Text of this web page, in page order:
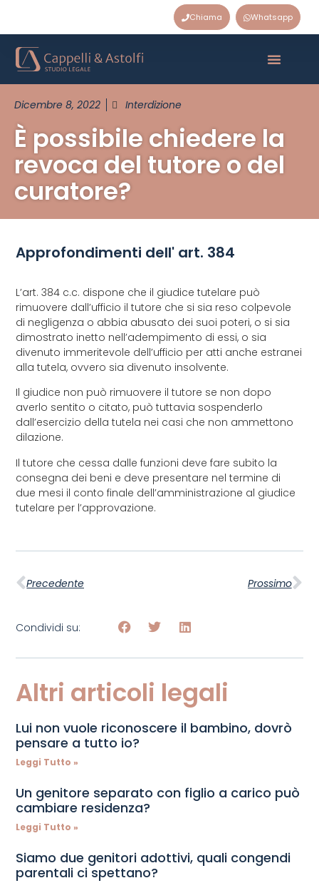
Chiama Whatsapp
Dicembre 8, 2022 Interdizione
È possibile chiedere la
revoca del tutore o del
curatore?
Approfondimenti dell' art. 384
L’art. 384 c.c. dispone che il giudice tutelare può
rimuovere dall’ufficio il tutore che si sia reso colpevole
di negligenza o abbia abusato dei suoi poteri, o si sia
dimostrato inetto nell’adempimento di essi, o sia
divenuto immeritevole dell’ufficio per atti anche estranei
alla tutela, ovvero sia divenuto insolvente.
Il giudice non può rimuovere il tutore se non dopo
averlo sentito o citato, può tuttavia sospenderlo
dall’esercizio della tutela nei casi che non ammettono
dilazione.
Il tutore che cessa dalle funzioni deve fare subito la
consegna dei beni e deve presentare nel termine di
due mesi il conto finale dell’amministrazione al giudice
tutelare per l’approvazione.
Precedente Prossimo
Condividi su:
Altri articoli legali
Lui non vuole riconoscere il bambino, dovrò
pensare a tutto io?
Leggi Tutto »
Un genitore separato con figlio a carico può
cambiare residenza?
Leggi Tutto »
Siamo due genitori adottivi, quali congendi
parentali ci spettano?